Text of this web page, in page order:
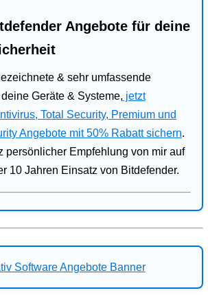
Angebote für deine
& sehr umfassende
Geräte & Systeme, jetzt
Total Security, Premium und
Angebote mit 50% Rabatt sichern.
persönlicher Empfehlung von mir auf
10 Jahren Einsatz von Bitdefender.